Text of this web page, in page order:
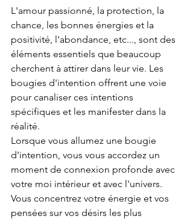
L'amour passionné, la protection, la
chance, les bonnes énergies et la
positivité, l'abondance, etc..., sont des
éléments essentiels que beaucoup
cherchent à attirer dans leur vie. Les
bougies d'intention offrent une voie
pour canaliser ces intentions
spécifiques et les manifester dans la
réalité.
Lorsque vous allumez une bougie
d'intention, vous vous accordez un
moment de connexion profonde avec
votre moi intérieur et avec l'univers.
Vous concentrez votre énergie et vos
pensées sur vos désirs les plus